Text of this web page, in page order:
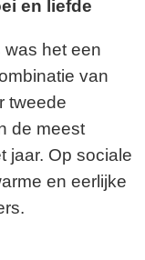
en liefde
het een
van
tweede
de meest
jaar. Op sociale
en eerlijke